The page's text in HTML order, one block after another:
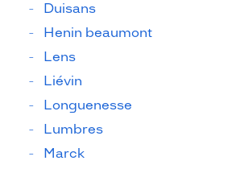
Duisans
Henin beaumont
Lens
Liévin
Longuenesse
Lumbres
Marck